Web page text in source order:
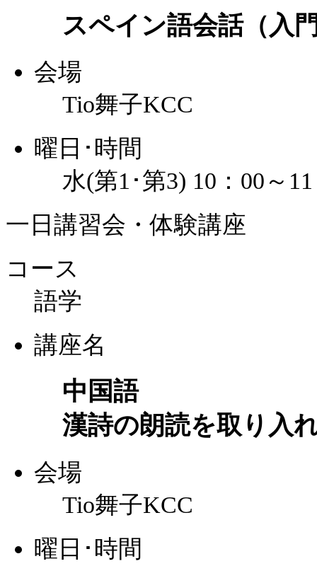
スペイン語会話（入
会場
Tio舞子KCC
曜日･時間
水(第1･第3) 10：00～
一日講習会・体験講座
コース
語学
講座名
中国語
漢詩の朗読を取り入
会場
Tio舞子KCC
曜日･時間